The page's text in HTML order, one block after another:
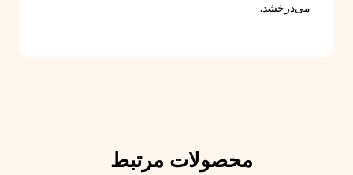
می‌درخشد.
محصولات مرتبط